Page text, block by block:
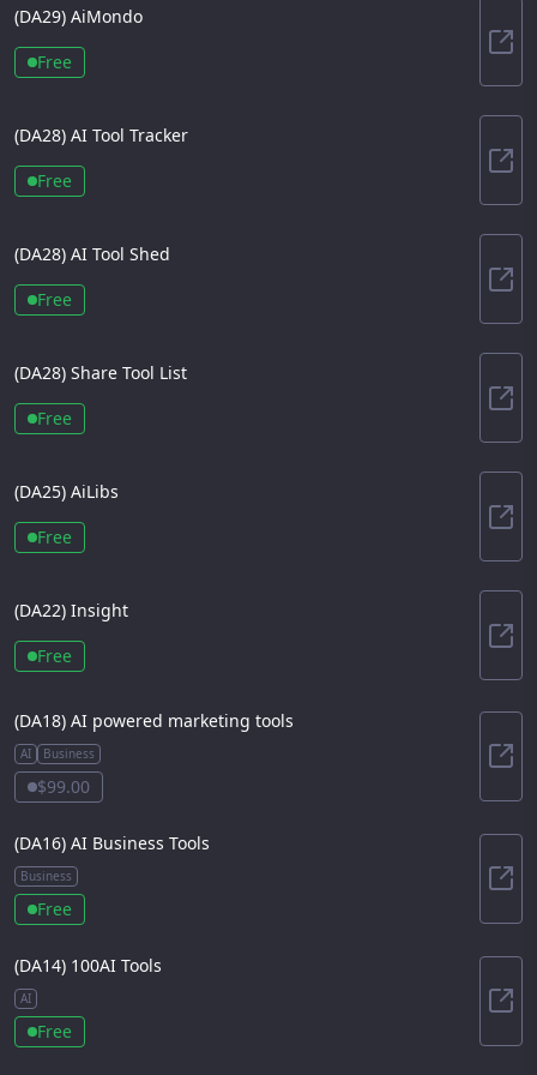
(DA29) AiMondo
Free
(DA28) AI Tool Tracker
Free
AI
(DA28) AI Tool Shed
Free
AI
(DA28) Share Tool List
Free
(DA25) AiLibs
Free
(DA22) Insight
Free
(DA18) AI powered marketing tools
AI Business
$99.00
AI
(DA16) AI Business Tools
Business
Free
AI
(DA14) 100AI Tools
AI
Free